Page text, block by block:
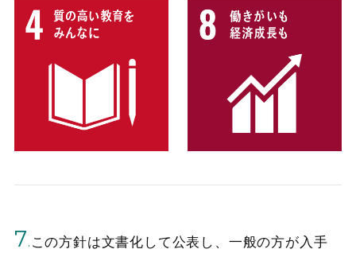
7. この方針は文書化して公表し、一般の方が入手